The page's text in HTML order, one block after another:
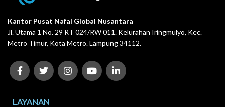
Kantor Pusat Nafal Global Nusantara
Jl. Utama 1 No. 29 RT 024/RW 011. Kelurahan Iringmulyo, Kec.
Metro Timur, Kota Metro. Lampung 34112.
LAYANAN